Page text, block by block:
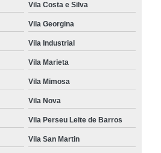
Vila Costa e Silva
Vila Georgina
Vila Industrial
Vila Marieta
Vila Mimosa
Vila Nova
Vila Perseu Leite de Barros
Vila San Martin